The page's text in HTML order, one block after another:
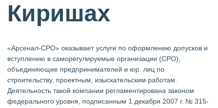
Киришах
«Арсенал-СРО» оказывает услуги по оформлению допусков и
вступлению в саморегулируемые организации (СРО),
объединяющие предпринимателей и юр. лиц по
строительству, проектным, изыскательским работам.
Деятельность такой компании регламентирована законом
федерального уровня, подписанным 1 декабря 2007 г. № 315-